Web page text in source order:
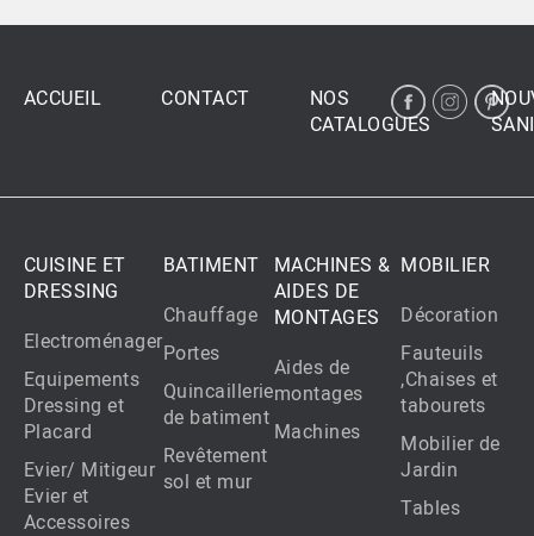
ACCUEIL CONTACT
NOS
CATALOGUES
CUISINE ET
DRESSING
Electroménager
Equipements
Dressing et
Placard
Evier/ Mitigeur
Evier et
Accessoires
BATIMENT
Chauffage
Portes
Quincaillerie
de batiment
Revêtement
sol et mur
MACHINES &
AIDES DE
MONTAGES
Aides de
montages
Machines
MOBILIER
Décoration
Fauteuils
,Chaises et
tabourets
Mobilier de
Jardin
Tables